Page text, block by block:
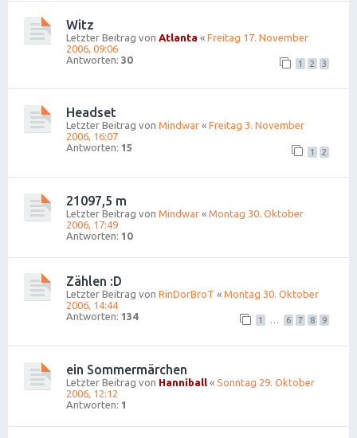
Witz
Letzter Beitrag von Atlanta « Freitag 17. November
2006, 09:06
Antworten: 30 1 2 3
Headset
Letzter Beitrag von Mindwar « Freitag 3. November
2006, 16:07
Antworten: 15 1 2
21097,5 m
Letzter Beitrag von Mindwar « Montag 30. Oktober
2006, 17:49
Antworten: 10
Zählen :D
Letzter Beitrag von RinDorBroT « Montag 30. Oktober
2006, 14:44
Antworten: 134 1 … 6 7 8 9
ein Sommermärchen
Letzter Beitrag von Hanniball « Sonntag 29. Oktober
2006, 12:12
Antworten: 1